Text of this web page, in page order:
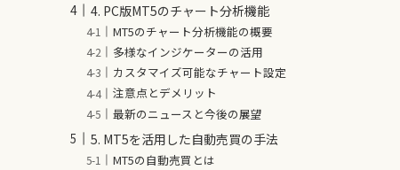
4. PC版MT5のチャート分析機能
MT5のチャート分析機能の概要
多様なインジケーターの活用
カスタマイズ可能なチャート設定
注意点とデメリット
最新のニュースと今後の展望
5. MT5を活用した自動売買の手法
MT5の自動売買とは